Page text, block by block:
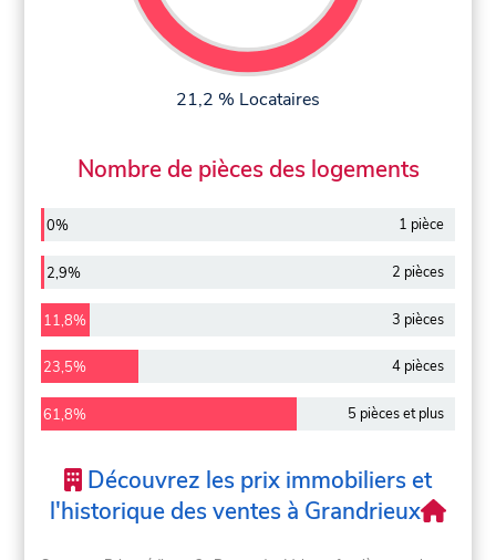
21,2 % Locataires
Nombre de pièces des logements
0% 1 pièce
2,9% 2 pièces
11,8% 3 pièces
23,5% 4 pièces
61,8% 5 pièces et plus
Découvrez les prix immobiliers et
l'historique des ventes à Grandrieux